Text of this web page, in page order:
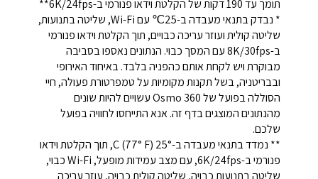
תומך עד 190 דקות של הקלטת וידאו פנורמי ב-6K/24fps**
* נבדק בתנאי מעבדה ב-25℃ עם Wi-Fi, שליטה בתנועות,
שליטה קולית ועוזר עריכה כבויים, תוך הקלטת וידאו פנורמי
ב-8K/30fps עם המסך כבוי. הנתונים נאספו בסביבה
מבוקרת ויש לקחת אותם כהפניה בלבד. באיחוד האירופי
ובבריטניה, בשל תקנות מקומיות על טמפרטורת פעולה, חיי
הסוללה בפועל של Osmo 360 עשויים להיות שונים
מהנתונים המוצגים בדף זה. אנא התייחסו לחוויה בפועל
שלכם.
** נמדד בתנאי מעבדה ב-25° C (77° F), תוך הקלטת וידאו
פנורמי ב-6K/24fps, עם מצב עמידות מופעל, Wi-Fi כבוי,
שליטה בתנועות כבויה, שליטה קולית כבויה, עוזר עריכה